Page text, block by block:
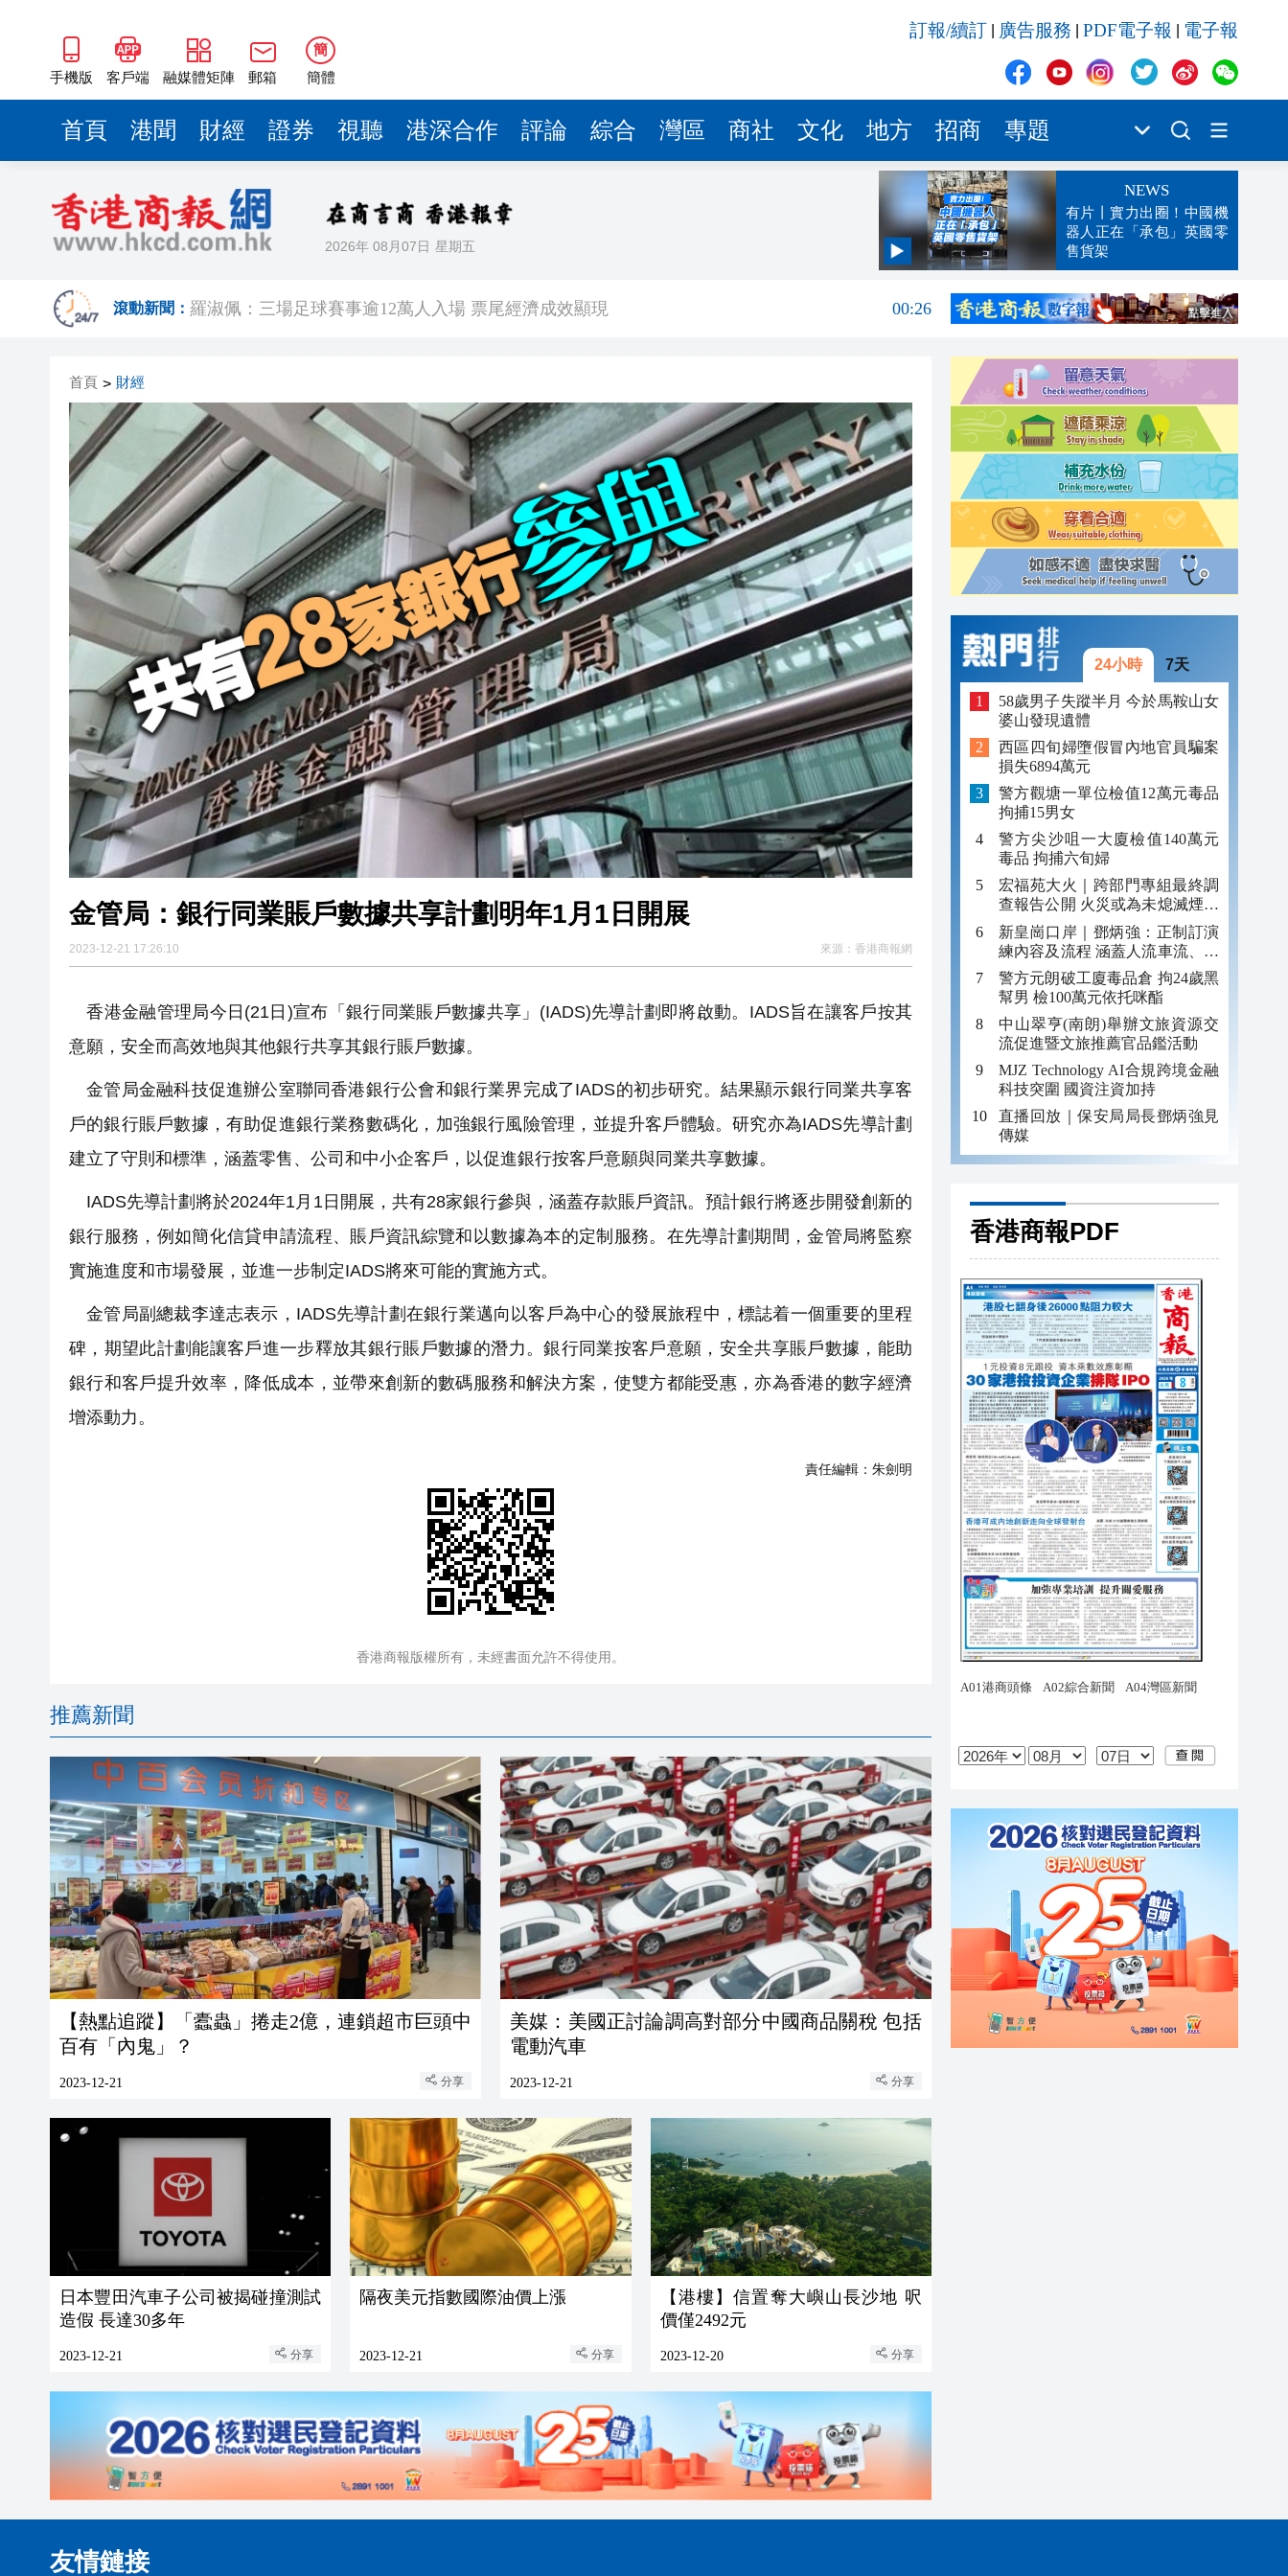
手機版 客戶端 融媒體矩陣 郵箱
簡
簡體
訂報/續訂 廣告服務 PDF電子報 電子報
首頁 港聞 財經 證券 視聽 港深合作 評論 綜合 灣區 商社 文化 地方 招商 專題
2026年 08月07日 星期五
NEWS
有片丨實力出圈！中國機
器人正在「承包」英國零
售貨架
滾動新聞：
00:45
羅淑佩：三場足球賽事逾12萬人入場 票尾經濟成效顯現
00:26
叔」黎彼得
入境處反非法勞工行動拘12人
23:45
社署籲市民提防偽冒社署通訊程式賬戶
23:38
李家超：鼓勵保險業開發跨境產品 便利灣區居民
23:29
車路士主帥星將粉嶺揮桿 為香港行畫圓滿句號
23:21
首頁 > 財經
金管局：銀行同業賬戶數據共享計劃明年1月1日開展
2023-12-21 17:26:10 來源： 香港商報網
香港金融管理局今日(21日)宣布「銀行同業賬戶數據共享」(IADS)先導計劃即將啟動。IADS旨在讓客戶按其
意願，安全而高效地與其他銀行共享其銀行賬戶數據。
金管局金融科技促進辦公室聯同香港銀行公會和銀行業界完成了IADS的初步研究。結果顯示銀行同業共享客
戶的銀行賬戶數據，有助促進銀行業務數碼化，加強銀行風險管理，並提升客戶體驗。研究亦為IADS先導計劃
建立了守則和標準，涵蓋零售、公司和中小企客戶，以促進銀行按客戶意願與同業共享數據。
IADS先導計劃將於2024年1月1日開展，共有28家銀行參與，涵蓋存款賬戶資訊。預計銀行將逐步開發創新的
銀行服務，例如簡化信貸申請流程、賬戶資訊綜覽和以數據為本的定制服務。在先導計劃期間，金管局將監察
實施進度和市場發展，並進一步制定IADS將來可能的實施方式。
金管局副總裁李達志表示，IADS先導計劃在銀行業邁向以客戶為中心的發展旅程中，標誌着一個重要的里程
碑，期望此計劃能讓客戶進一步釋放其銀行賬戶數據的潛力。銀行同業按客戶意願，安全共享賬戶數據，能助
銀行和客戶提升效率，降低成本，並帶來創新的數碼服務和解決方案，使雙方都能受惠，亦為香港的數字經濟
增添動力。
責任編輯： 朱劍明
香港商報版權所有，未經書面允許不得使用。
推薦新聞
【熱點追蹤】「蠹蟲」捲走2億，連鎖超市巨頭中
百有「內鬼」？
2023-12-21 分享
美媒：美國正討論調高對部分中國商品關稅 包括
電動汽車
2023-12-21 分享
日本豐田汽車子公司被揭碰撞測試
造假 長達30多年
2023-12-21 分享
隔夜美元指數國際油價上漲
2023-12-21 分享
【港樓】信置奪大嶼山長沙地 呎
價僅2492元
2023-12-20 分享
24小時 7天
58歲男子失蹤半月 今於馬鞍山女
婆山發現遺體
西區四旬婦墮假冒內地官員騙案
損失6894萬元
警方觀塘一單位檢值12萬元毒品
拘捕15男女
警方尖沙咀一大廈檢值140萬元
毒品 拘捕六旬婦
宏福苑大火｜跨部門專組最終調
查報告公開 火災或為未熄滅煙頭
引發
新皇崗口岸｜鄧炳強：正制訂演
練內容及流程 涵蓋人流車流、緊
急應變等
警方元朗破工廈毒品倉 拘24歲黑
幫男 檢100萬元依托咪酯
中山翠亨(南朗)舉辦文旅資源交
流促進暨文旅推薦官品鑑活動
MJZ Technology AI合規跨境金融
科技突圍 國資注資加持
直播回放｜保安局局長鄧炳強見
傳媒
香港商報PDF
友情鏈接